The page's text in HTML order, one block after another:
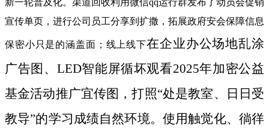
新一轮普及化。渠道回收利用微信qq运行群发布了动员会促销
宣传单页，进行公司员工分享到扩撒，拓展政府安会保障信息
保密小只是的涵盖面；线上线下在企业办公场地乱涂
广告图、LED智能屏循坏观看2025年加密公益
基金活动推广宜传图，打照“处是教室、日日受
教导”的学习成绩自然环境。使用触觉化、徜徉